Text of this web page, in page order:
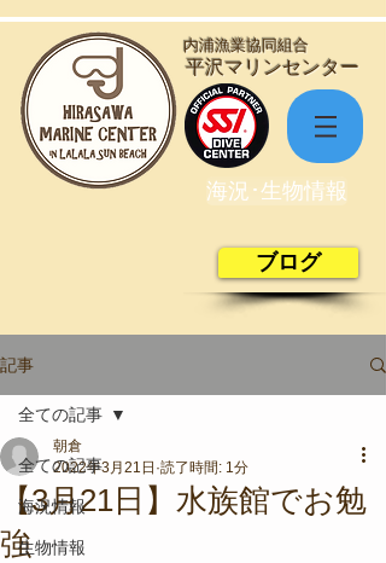
​平沢マリンセンター
​内浦漁業協同組合
海況･生物情報
ブログ
記事
全ての記事
海況情報
生物情報
全ての記事
【3月21日】水族館でお勉
強
朝倉
2022年3月21日 読了時間: 1分